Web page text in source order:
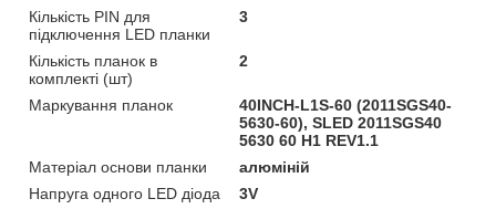
Кількість PIN для
підключення LED планки
3
Кількість планок в
комплекті (шт)
2
Маркування планок
40INCH-L1S-60 (2011SGS40-
5630-60), SLED 2011SGS40
5630 60 H1 REV1.1
Матеріал основи планки
алюміній
Напруга одного LED діода
3V